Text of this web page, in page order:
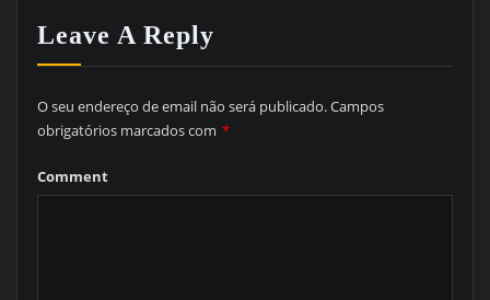
Leave A Reply
O seu endereço de email não será publicado.Campos
obrigatórios marcados com *
Comment